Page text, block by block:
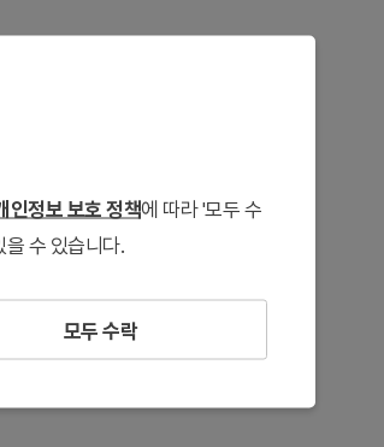
인정보 보호 정책에 따라 '모두 수
수 있습니다.
모두 수락